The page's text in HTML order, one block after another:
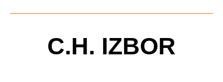
C.H. IZBOR